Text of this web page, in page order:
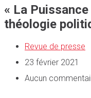
« La
théologie
Revue de presse
23 février 2021
Aucun